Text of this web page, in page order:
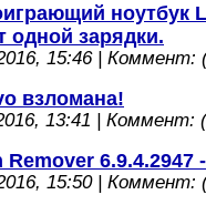
ноутбук
одной зарядки.
15:46 | Коммент:
взломана!
13:41 | Коммент:
Remover 6.9.4.2947
15:50 | Коммент: